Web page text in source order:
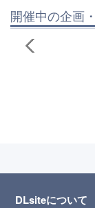
開催中の企画
DLsiteについて